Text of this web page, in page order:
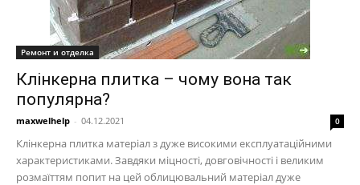
Ремонт и отделка
Клінкерна плитка – чому вона так
популярна?
maxwelhelp - 04.12.2021 0
Клінкерна плитка матеріал з дуже високими експлуатаційними
характеристиками. Завдяки міцності, довговічності і великим
розмаїттям попит на цей облицювальний матеріал дуже